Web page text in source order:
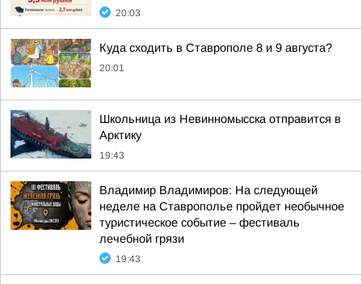
20:03
Куда сходить в Ставрополе 8 и 9 августа?
20:01
Школьница из Невинномысска отправится в
Арктику
19:43
Владимир Владимиров: На следующей
неделе на Ставрополье пройдет необычное
туристическое событие – фестиваль
лечебной грязи
19:43